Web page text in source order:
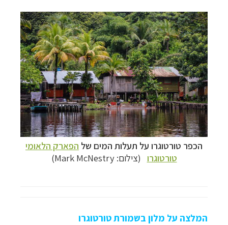
הכפר טורטוגרו על תעלות המים של הפארק הלאומי
טורטוגרו (צילום: Mark McNestry)
המלצה על מלון בשמורת טורטוגרו